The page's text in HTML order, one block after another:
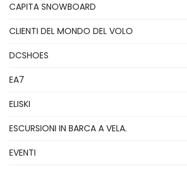
CAPITA SNOWBOARD
CLIENTI DEL MONDO DEL VOLO
DCSHOES
EA7
ELISKI
ESCURSIONI IN BARCA A VELA.
EVENTI